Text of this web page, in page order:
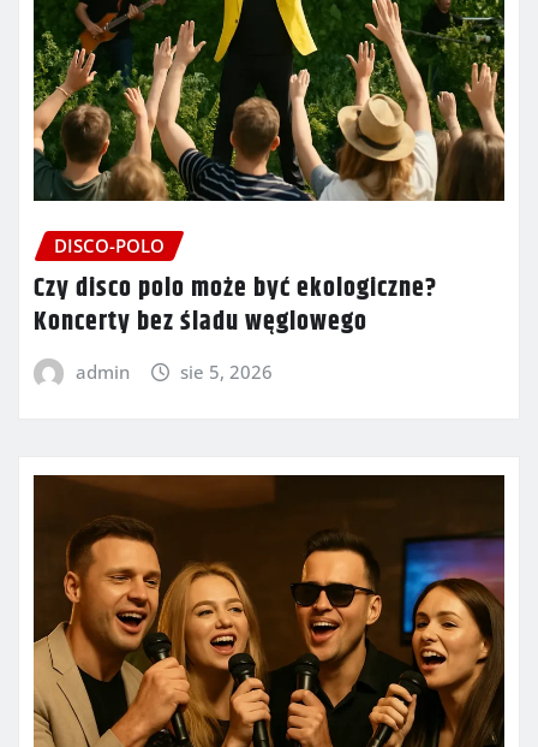
DISCO-POLO
Czy disco polo może być ekologiczne?
Koncerty bez śladu węglowego
admin sie 5, 2026